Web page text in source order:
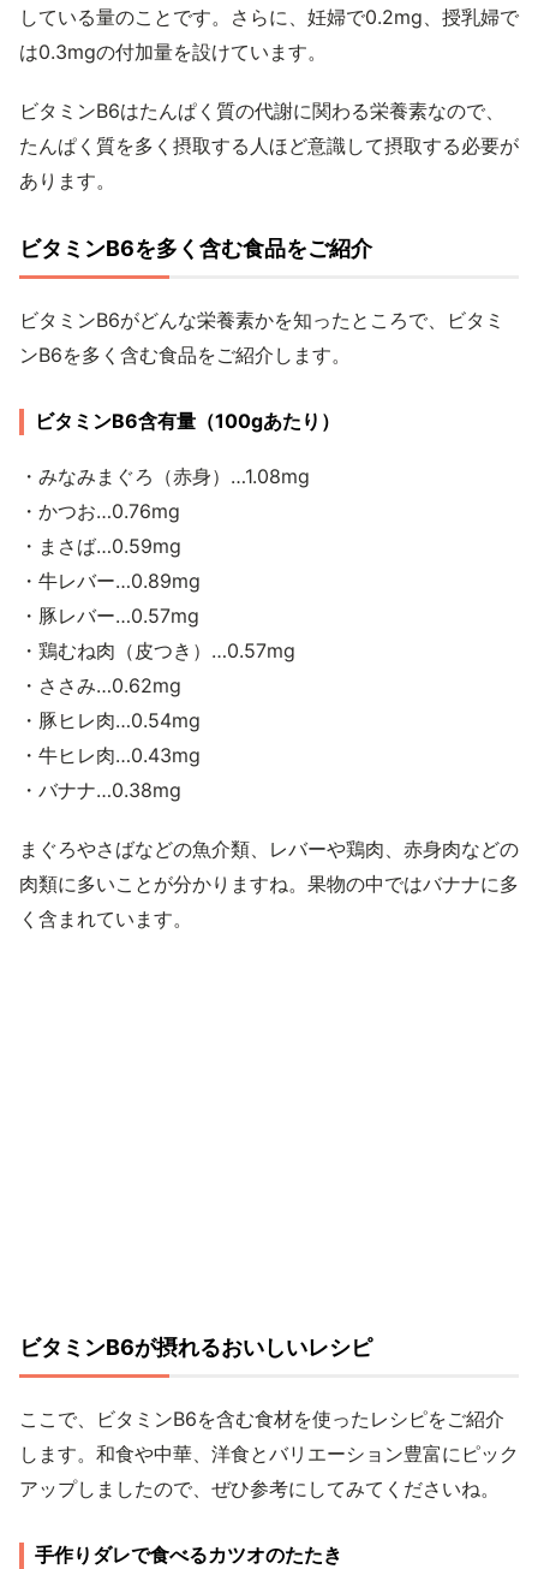
している量のことです。さらに、妊婦で0.2mg、授乳婦で
は0.3mgの付加量を設けています。
ビタミンB6はたんぱく質の代謝に関わる栄養素なので、
たんぱく質を多く摂取する人ほど意識して摂取する必要が
あります。
ビタミンB6を多く含む食品をご紹介
ビタミンB6がどんな栄養素かを知ったところで、ビタミ
ンB6を多く含む食品をご紹介します。
ビタミンB6含有量（100gあたり）
・みなみまぐろ（赤身）…1.08mg
・かつお…0.76mg
・まさば…0.59mg
・牛レバー…0.89mg
・豚レバー…0.57mg
・鶏むね肉（皮つき）…0.57mg
・ささみ…0.62mg
・豚ヒレ肉…0.54mg
・牛ヒレ肉…0.43mg
・バナナ…0.38mg
まぐろやさばなどの魚介類、レバーや鶏肉、赤身肉などの
肉類に多いことが分かりますね。果物の中ではバナナに多
く含まれています。
ビタミンB6が摂れるおいしいレシピ
ここで、ビタミンB6を含む食材を使ったレシピをご紹介
します。和食や中華、洋食とバリエーション豊富にピック
アップしましたので、ぜひ参考にしてみてくださいね。
手作りダレで食べるカツオのたたき